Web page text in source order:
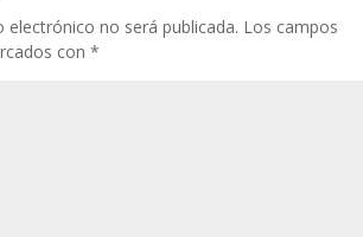
electrónico no será publicada. Los campos
con *